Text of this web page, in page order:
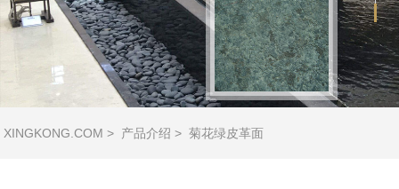
XINGKONG.COM > 产品介绍 > 菊花绿皮革面